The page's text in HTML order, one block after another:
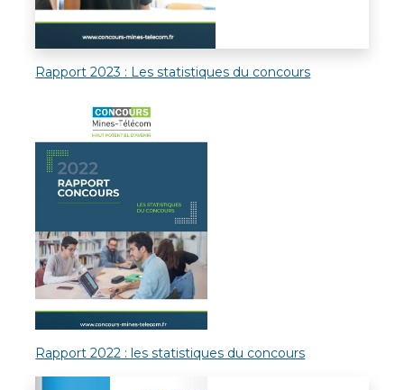
Rapport 2023 : Les statistiques du concours
Rapport 2022 : les statistiques du concours